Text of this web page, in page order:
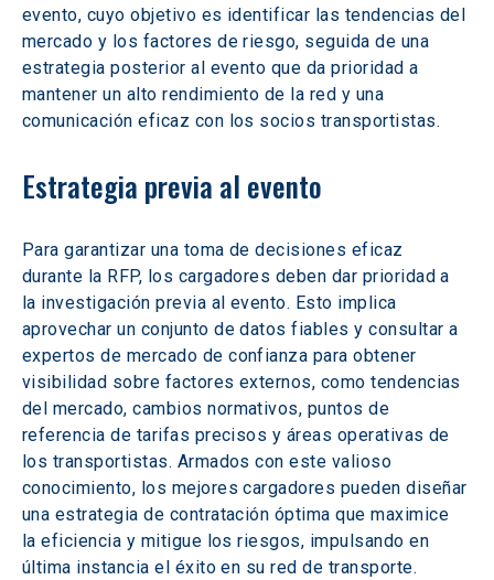
evento, cuyo objetivo es identificar las tendencias del
mercado y los factores de riesgo, seguida de una
estrategia posterior al evento que da prioridad a
mantener un alto rendimiento de la red y una
comunicación eficaz con los socios transportistas.
Estrategia previa al evento
Para garantizar una toma de decisiones eficaz
durante la RFP, los cargadores deben dar prioridad a
la investigación previa al evento. Esto implica
aprovechar un conjunto de datos fiables y consultar a
expertos de mercado de confianza para obtener
visibilidad sobre factores externos, como tendencias
del mercado, cambios normativos, puntos de
referencia de tarifas precisos y áreas operativas de
los transportistas. Armados con este valioso
conocimiento, los mejores cargadores pueden diseñar
una estrategia de contratación óptima que maximice
la eficiencia y mitigue los riesgos, impulsando en
última instancia el éxito en su red de transporte.